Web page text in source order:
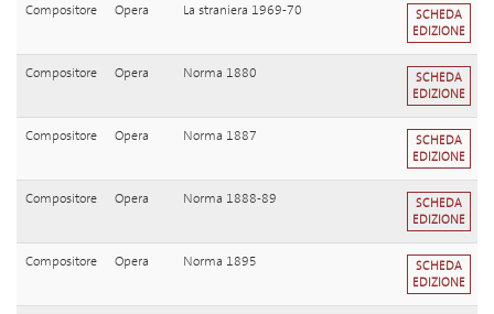
Compositore Opera La straniera 1969-70
SCHEDA
EDIZIONE
Compositore Opera Norma 1880
SCHEDA
EDIZIONE
Compositore Opera Norma 1887
SCHEDA
EDIZIONE
Compositore Opera Norma 1888-89
SCHEDA
EDIZIONE
Compositore Opera Norma 1895
SCHEDA
EDIZIONE